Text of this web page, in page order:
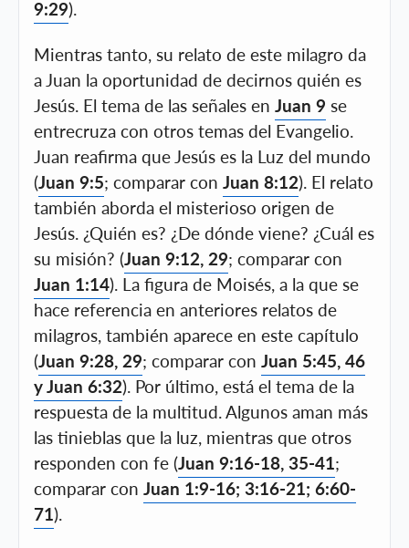
9:29).
Mientras tanto, su relato de este milagro da
a Juan la oportunidad de decirnos quién es
Jesús. El tema de las señales en Juan 9 se
entrecruza con otros temas del Evangelio.
Juan reafirma que Jesús es la Luz del mundo
(Juan 9:5; comparar con Juan 8:12). El relato
también aborda el misterioso origen de
Jesús. ¿Quién es? ¿De dónde viene? ¿Cuál es
su misión? (Juan 9:12, 29; comparar con
Juan 1:14). La figura de Moisés, a la que se
hace referencia en anteriores relatos de
milagros, también aparece en este capítulo
(Juan 9:28, 29; comparar con Juan 5:45, 46
y Juan 6:32). Por último, está el tema de la
respuesta de la multitud. Algunos aman más
las tinieblas que la luz, mientras que otros
responden con fe (Juan 9:16-18, 35-41;
comparar con Juan 1:9-16; 3:16-21; 6:60-
71).